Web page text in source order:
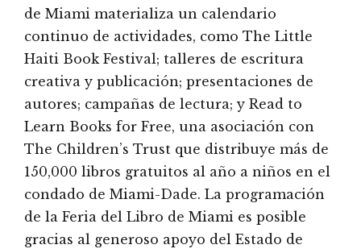
de Miami materializa un calendario
continuo de actividades, como The Little
Haiti Book Festival; talleres de escritura
creativa y publicación; presentaciones de
autores; campañas de lectura; y Read to
Learn Books for Free, una asociación con
The Children’s Trust que distribuye más de
150,000 libros gratuitos al año a niños en el
condado de Miami-Dade. La programación
de la Feria del Libro de Miami es posible
gracias al generoso apoyo del Estado de